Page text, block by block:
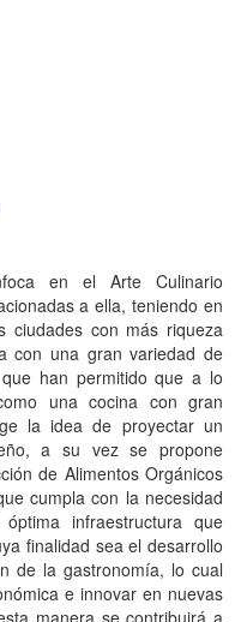
en el Arte Culinario
a ella, teniendo en
ciudades con más riqueza
con una gran variedad de
han permitido que a lo
una cocina con gran
la idea de proyectar un
a su vez se propone
de Alimentos Orgánicos
cumpla con la necesidad
infraestructura que
finalidad sea el desarrollo
de la gastronomía, lo cual
e innovar en nuevas